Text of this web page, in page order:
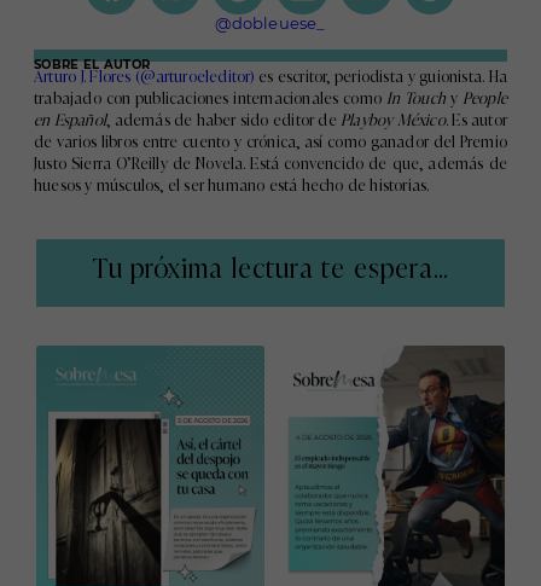
@dobleuese_
SOBRE EL AUTOR
Arturo J. Flores (@arturoeleditor) es escritor, periodista y guionista. Ha
trabajado con publicaciones internacionales como In Touchy People
en Español, además de haber sido editor de Playboy México. Es autor
de varios libros entre cuento y crónica, así como ganador del Premio
Justo Sierra O’Reilly de Novela. Está convencido de que, además de
huesos y músculos, el ser humano está hecho de historias.
Tu próxima lectura te espera...